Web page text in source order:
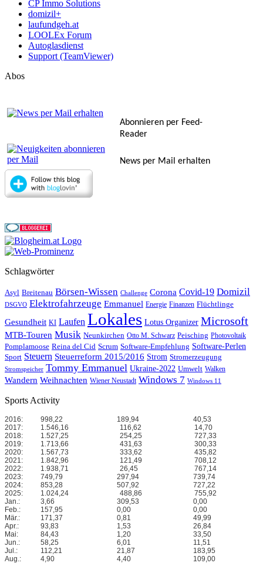
CP Immo Solutions
domizil+
laufundgeh.at
LOOLEx Forum
Autoglasdienst
Support (TeamViewer)
Abos
Abonnieren per Feed-
Reader
News per Mail erhalten
Schlagwörter
Asyl Breitenau Börsen-Wissen Challenge Corona Covid-19 Domizil
DSGVO Elektrofahrzeuge Emmanuel Energie Finanzen Flüchtlinge
Gesundheit KI Laufen Lokales Lotus Organizer Microsoft
MTB-Touren Musik Neunkirchen Otto M. Schwarz Peisching Photovoltaik
Pomplamoose Reina del Cid Scrum Software-Empfehlung Software-Perlen
Sport Steuern Steuerreform 2015/2016 Strom Stromerzeugung
Stromspeicher Tommy Emmanuel Ukraine-2022 Umwelt Walken
Wandern Weihnachten Wiener Neustadt Windows 7 Windows 11
Sports Activity
2016: 998,22 189,94
40,53
2017:
1.546,16 116,62
14,70
2018:
1.527,25 254,25
727,33
2019:
1.713,66 431,63
300,33
2020:
1.567,73 333,62
435,82
2021:
1.842,96 121,49
708,12
2022:
1.938,71 26,45
767,14
2023:
749,79 297,94
739,74
2024:
853,28 507,92
727,22
2025:
1.024,24 488,86
755,92
Jan.:
3,66 309,53
0,00
Feb.:
157,95 0,00
0,00
Mär.:
171,37 0,81
49,99
Apr.:
93,83 1,53
26,84
Mai:
84,43 1,20
33,50
Jun.:
58,25 6,01
11,51
Jul.:
112,21 21,87
183,95
Aug.:
4,90 4,40 109,00